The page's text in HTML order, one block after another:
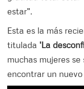
estar".
Esta es la más
titulada 'La
muchas mujeres
encontrar un nuevo